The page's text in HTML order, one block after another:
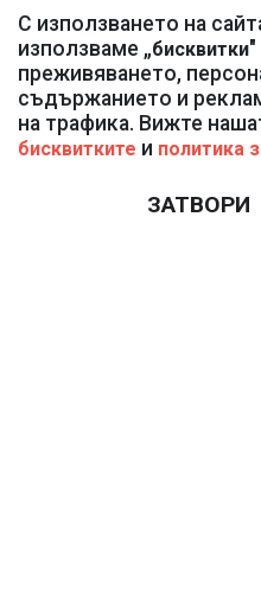
С използването на
използваме „бисквитки
преживяването,
съдържанието и
на трафика. Вижте
бисквитките и политика
ЗАТВОРИ